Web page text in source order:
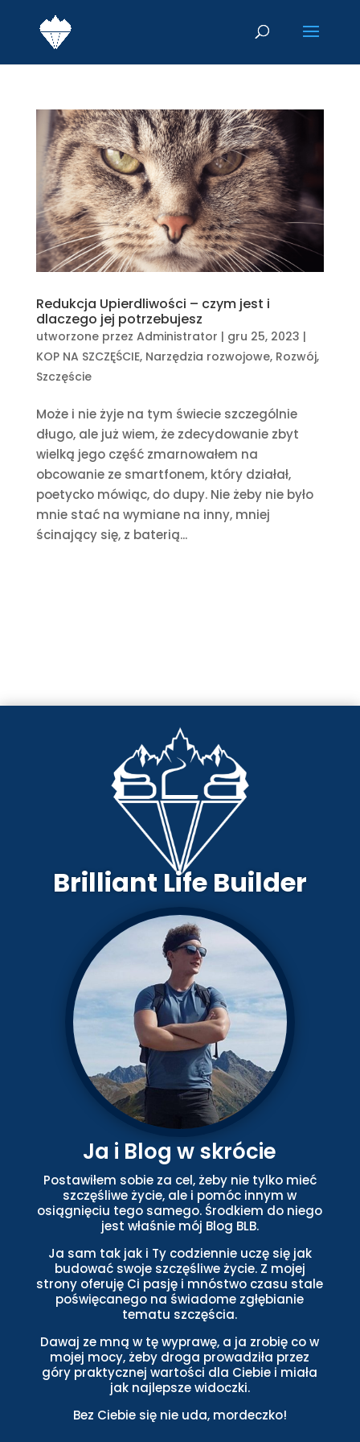
Redukcja Upierdliwości – czym jest i
dlaczego jej potrzebujesz
utworzone przez Administrator | gru 25, 2023 |
KOP NA SZCZĘŚCIE, Narzędzia rozwojowe, Rozwój,
Szczęście
Może i nie żyje na tym świecie szczególnie
długo, ale już wiem, że zdecydowanie zbyt
wielką jego część zmarnowałem na
obcowanie ze smartfonem, który działał,
poetycko mówiąc, do dupy. Nie żeby nie było
mnie stać na wymiane na inny, mniej
ścinający się, z baterią...
Brilliant Life Builder
Ja i Blog w skrócie
Postawiłem sobie za cel, żeby nie tylko mieć
szczęśliwe życie, ale i pomóc innym w
osiągnięciu tego samego. Środkiem do niego
jest właśnie mój Blog BLB.
Ja sam tak jak i Ty codziennie uczę się jak
budować swoje szczęśliwe życie. Z mojej
strony oferuję Ci pasję i mnóstwo czasu stale
poświęcanego na świadome zgłębianie
tematu szczęścia.
Dawaj ze mną w tę wyprawę, a ja zrobię co w
mojej mocy, żeby droga prowadziła przez
góry praktycznej wartości dla Ciebie i miała
jak najlepsze widoczki.
Bez Ciebie się nie uda, mordeczko!